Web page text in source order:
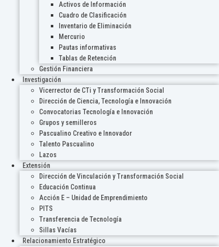
Activos de Información
Cuadro de Clasificación
Inventario de Eliminación
Mercurio
Pautas informativas
Tablas de Retención
Gestión Financiera
Investigación
Vicerrector de CTi y Transformación Social
Dirección de Ciencia, Tecnología e Innovación
Convocatorias Tecnología e Innovación
Grupos y semilleros
Pascualino Creativo e Innovador
Talento Pascualino
Lazos
Extensión
Dirección de Vinculación y Transformación Social
Educación Continua
Acción E – Unidad de Emprendimiento
PITS
Transferencia de Tecnología
Sillas Vacías
Relacionamiento Estratégico